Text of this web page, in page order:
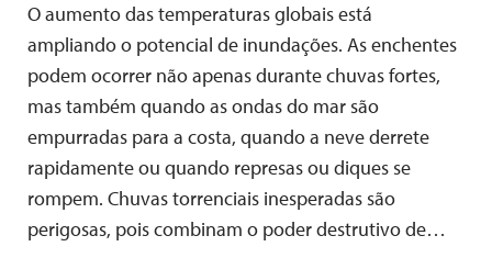
O aumento das temperaturas globais está
ampliando o potencial de inundações. As enchentes
podem ocorrer não apenas durante chuvas fortes,
mas também quando as ondas do mar são
empurradas para a costa, quando a neve derrete
rapidamente ou quando represas ou diques se
rompem. Chuvas torrenciais inesperadas são
perigosas, pois combinam o poder destrutivo de…